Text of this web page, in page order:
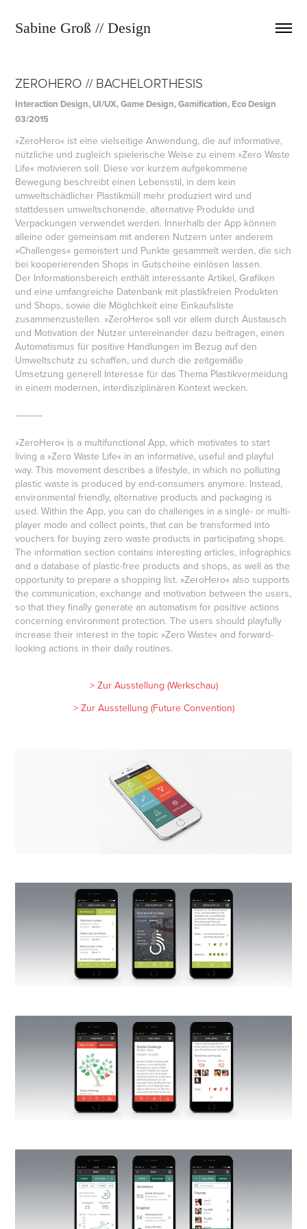
Sabine Groß // Design
ZEROHERO // BACHELORTHESIS
Interaction Design, UI/UX, Game Design, Gamification, Eco Design
03/2015
»ZeroHero« ist eine vielseitige Anwendung, die auf informative,
nützliche und zugleich spielerische Weise zu einem »Zero Waste
Life« motivieren soll. Diese vor kurzem aufgekommene
Bewegung beschreibt einen Lebensstil, in dem kein
umweltschädlicher Plastikmüll mehr produziert wird und
stattdessen umweltschonende, alternative Produkte und
Verpackungen verwendet werden. Innerhalb der App können
alleine oder gemeinsam mit anderen Nutzern unter anderem
»Challenges« gemeistert und Punkte gesammelt werden, die sich
bei kooperierenden Shops in Gutscheine einlösen lassen.
Der Informationsbereich enthält interessante Artikel, Grafiken
und eine umfangreiche Datenbank mit plastikfreien Produkten
und Shops, sowie die Möglichkeit eine Einkaufsliste
zusammenzustellen. »ZeroHero« soll vor allem durch Austausch
und Motivation der Nutzer untereinander dazu beitragen, einen
Automatismus für positive Handlungen im Bezug auf den
Umweltschutz zu schaffen, und durch die zeitgemäße
Umsetzung generell Interesse für das Thema Plastikvermeidung
in einem modernen, interdisziplinären Kontext wecken.
–––––
»ZeroHero« is a multifunctional App, which motivates to start
living a »Zero Waste Life« in an informative, useful and playful
way. This movement describes a lifestyle, in which no polluting
plastic waste is produced by end-consumers anymore. Instead,
environmental friendly, alternative products and packaging is
used. Within the App, you can do challenges in a single- or multi-
player mode and collect points, that can be transformed into
vouchers for buying zero waste products in participating shops.
The information section contains interesting articles, infographics
and a database of plastic-free products and shops, as well as the
opportunity to prepare a shopping list. »ZeroHero« also supports
the communication, exchange and motivation between the users,
so that they finally generate an automatism for positive actions
concerning environment protection. The users should playfully
increase their interest in the topic »Zero Waste« and forward-
looking actions in their daily routines.
> Zur Ausstellung (Werkschau)
> Zur Ausstellung (Future Convention)